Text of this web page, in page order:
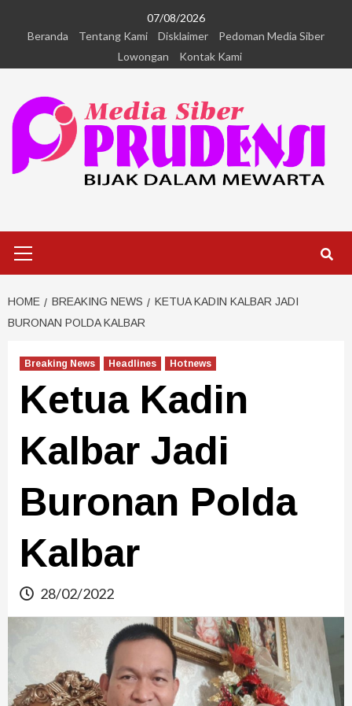
07/08/2026
Beranda
Tentang Kami Disklaimer
Pedoman Media Siber
Lowongan
Kontak Kami
HOME BREAKING NEWS
KETUA KADIN KALBAR JADI
BURONAN POLDA KALBAR
Breaking News Headlines Hotnews
Ketua Kadin
Kalbar Jadi
Buronan Polda
Kalbar
28/02/2022